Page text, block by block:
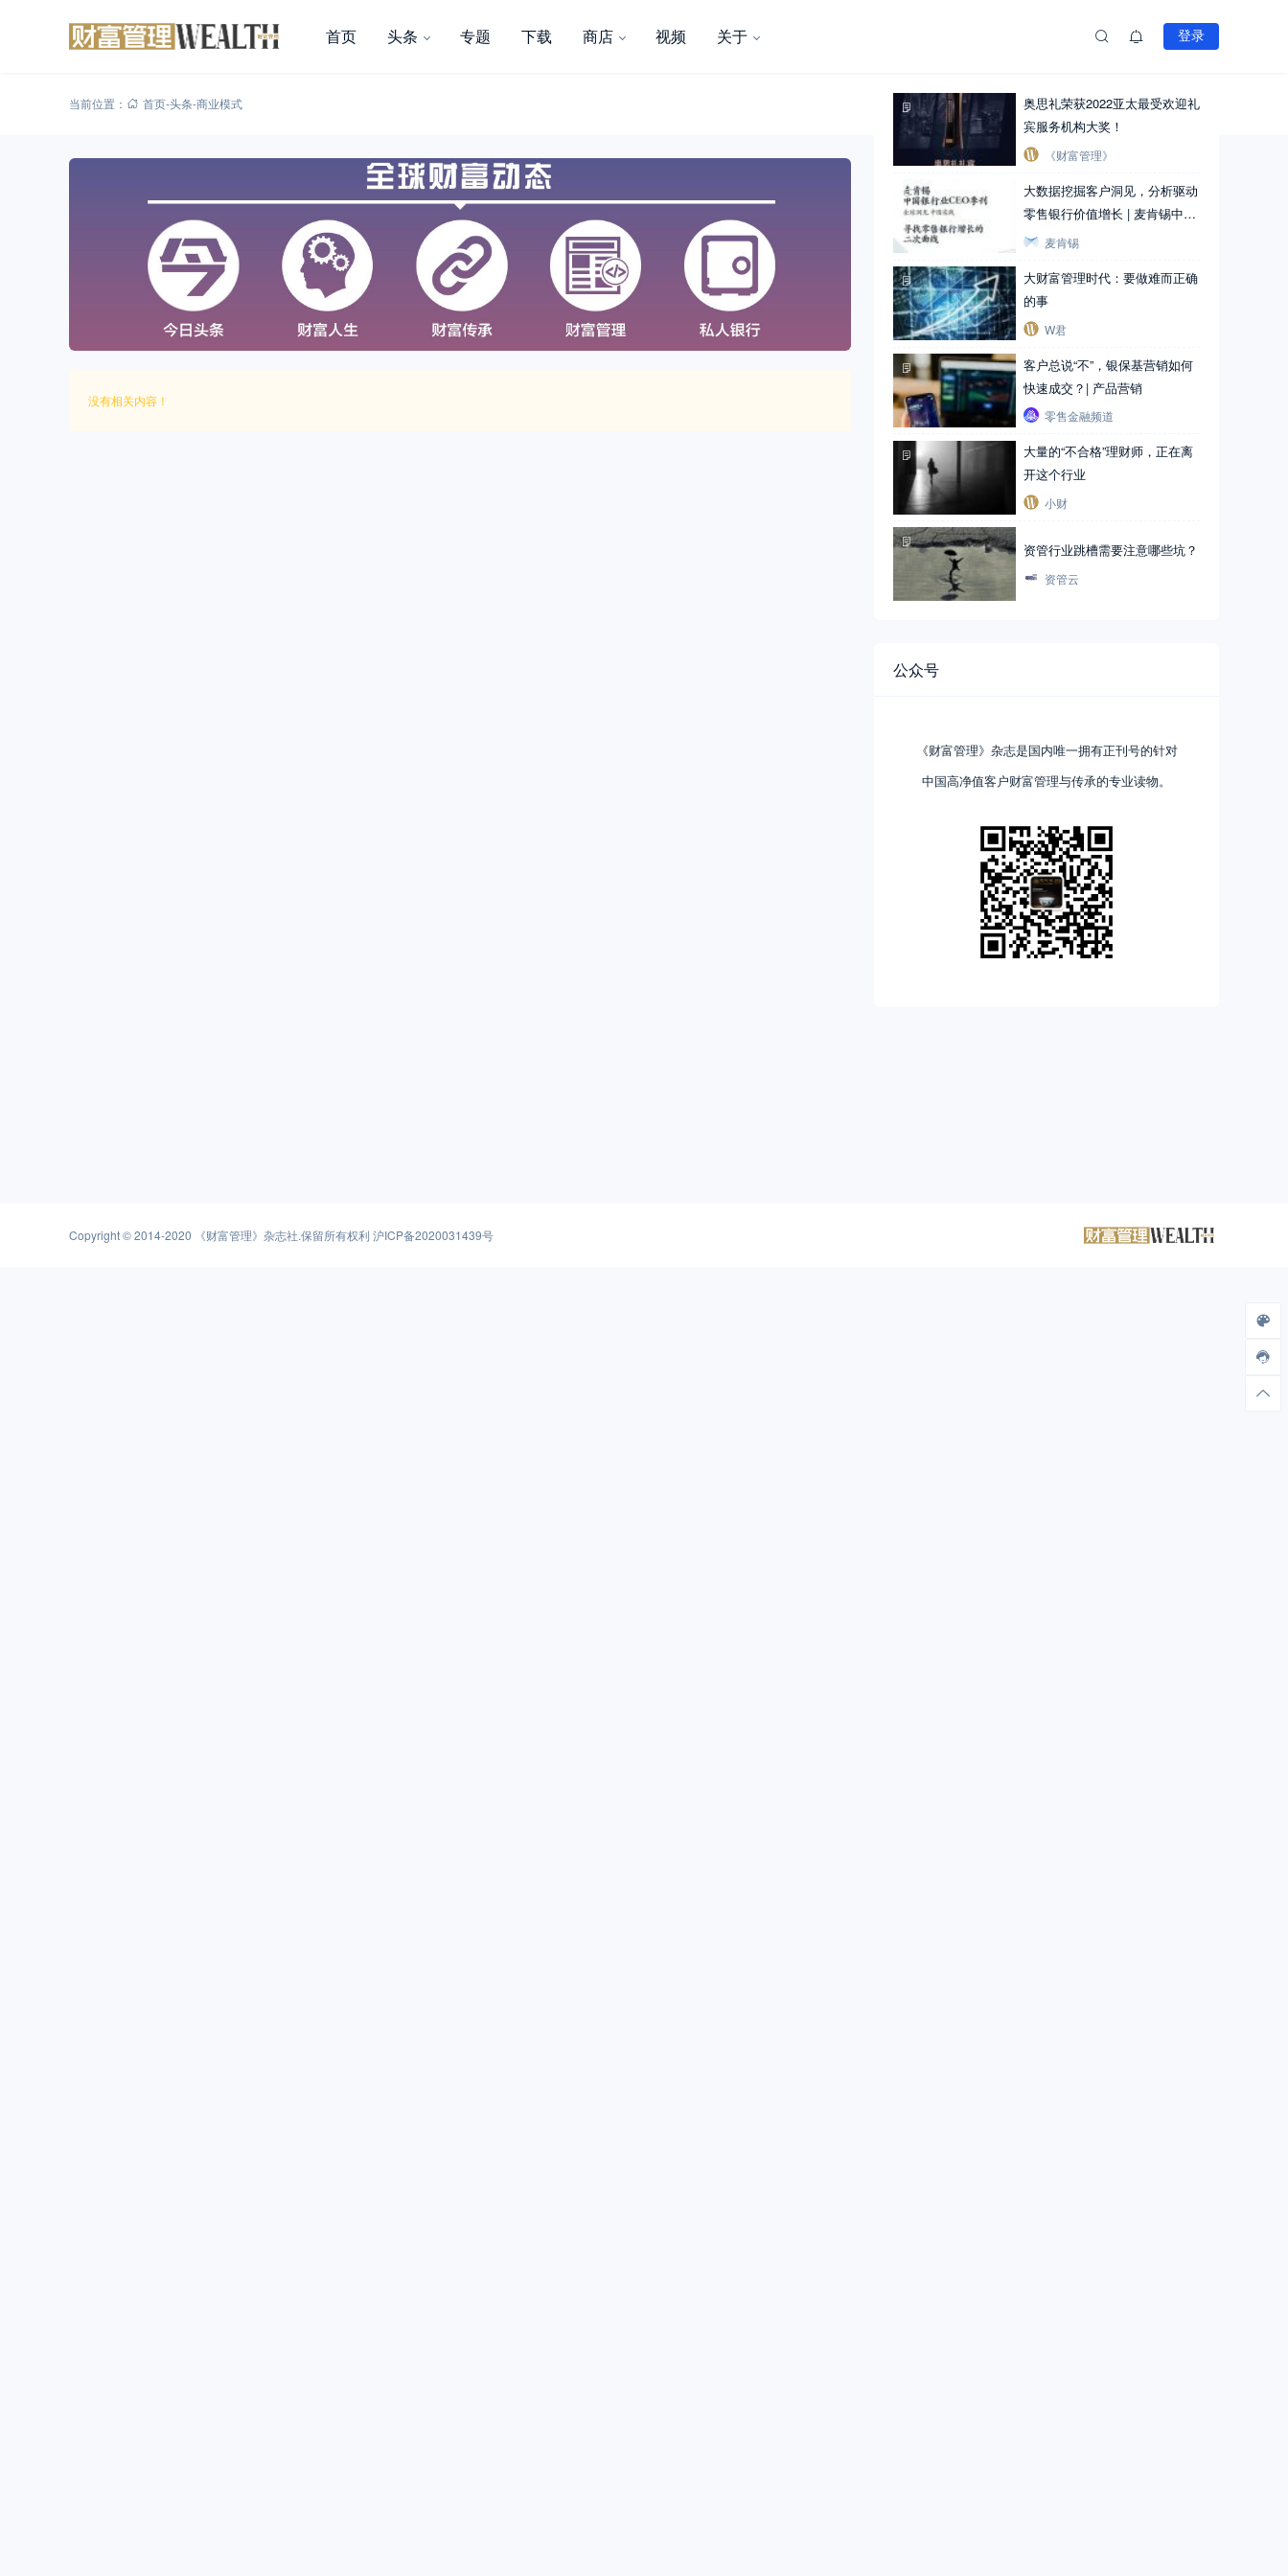
首页 头条 专题 下载 商店 视频 关于 登录
当前位置： 首页-头条-商业模式 12
没有相关内容！
文章 下载
奥思礼荣获2022亚太最受欢迎礼
宾服务机构大奖！
《财富管理》
大数据挖掘客户洞见，分析驱动
零售银行价值增长 | 麦肯锡中国
银行业CEO季刊
麦肯锡
大财富管理时代：要做难而正确
的事
W君
客户总说“不”，银保基营销如何
快速成交？| 产品营销
零售金融频道
大量的“不合格”理财师，正在离
开这个行业
小财
资管行业跳槽需要注意哪些坑？
资管云
公众号
《财富管理》杂志是国内唯一拥有正刊号的针对
中国高净值客户财富管理与传承的专业读物。
Copyright © 2014-2020 《财富管理》杂志社.保留所有权利 沪ICP备2020031439号